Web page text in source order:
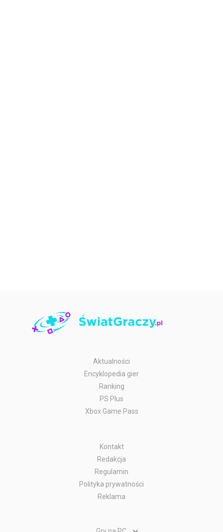
Aktualności
Encyklopedia gier
Ranking
PS Plus
Xbox Game Pass
Kontakt
Redakcja
Regulamin
Polityka prywatności
Reklama